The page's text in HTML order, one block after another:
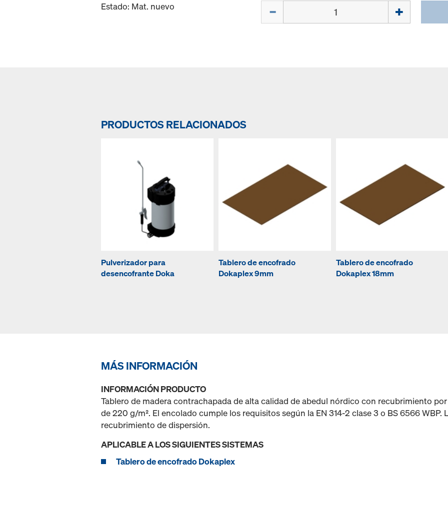
Estado: Mat. nuevo
PRODUCTOS RELACIONADOS
Pulverizador para
desencofrante Doka
Tablero de encofrado
Dokaplex 9mm
Tablero de encofrado
Dokaplex 18mm
MÁS INFORMACIÓN
INFORMACIÓN PRODUCTO
Tablero de madera contrachapada de alta calidad de abedul nórdico con recubrimiento
de 220 g/m². El encolado cumple los requisitos según la EN 314-2 clase 3 o BS 6566 WBP.
recubrimiento de dispersión.
APLICABLE A LOS SIGUIENTES SISTEMAS
Tablero de encofrado Dokaplex